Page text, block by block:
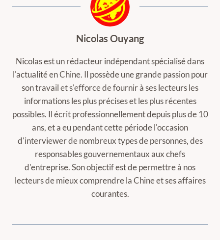
Nicolas Ouyang
Nicolas est un rédacteur indépendant spécialisé dans
l'actualité en Chine. Il possède une grande passion pour
son travail et s'efforce de fournir à ses lecteurs les
informations les plus précises et les plus récentes
possibles. Il écrit professionnellement depuis plus de 10
ans, et a eu pendant cette période l'occasion
d'interviewer de nombreux types de personnes, des
responsables gouvernementaux aux chefs
d'entreprise. Son objectif est de permettre à nos
lecteurs de mieux comprendre la Chine et ses affaires
courantes.